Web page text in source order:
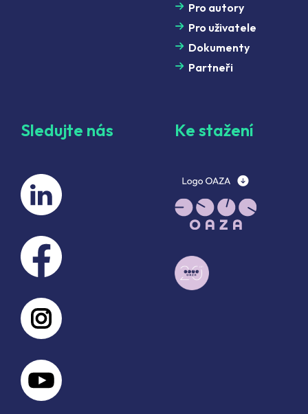
Pro autory
Pro uživatele
Dokumenty
Partneři
Sledujte nás Ke stažení